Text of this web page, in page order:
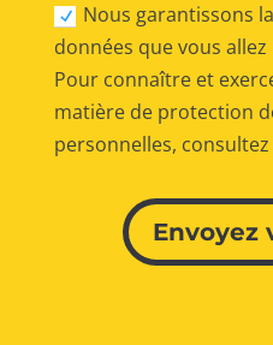
Nous garantissons
données que vous
Pour connaître et
matière de protection
personnelles, consultez
Envoyez